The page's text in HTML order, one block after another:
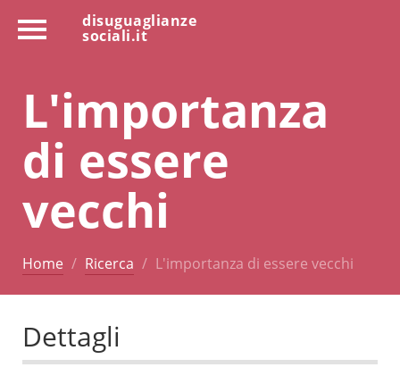
disuguaglianze
sociali.it
L'importanza
di essere
vecchi
Home Ricerca L'importanza di essere vecchi
Dettagli